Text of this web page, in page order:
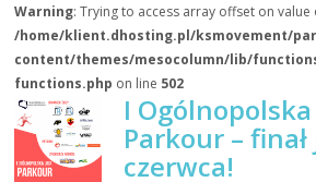
Warning: Trying to access array offset on
/home/klient.dhosting.pl/ksmovement/
content/themes/mesocolumn/lib/
functions.php on line 502
I
Parkour –
czerwca!